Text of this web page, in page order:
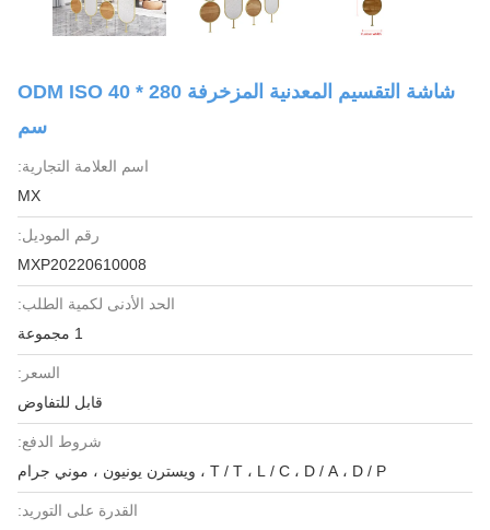
شاشة التقسيم المعدنية المزخرفة ODM ISO 40 * 280
سم
اسم العلامة التجارية:
MX
رقم الموديل:
MXP20220610008
الحد الأدنى لكمية الطلب:
السعر:
قابل للتفاوض
شروط الدفع:
T / T ، L / C ، D / A ، D / P ، ويسترن يونيون ، موني جرام
القدرة على التوريد: